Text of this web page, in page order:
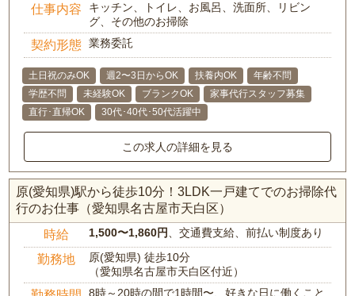
仕事内容
キッチン、トイレ、お風呂、洗面所、リビン
グ、その他のお掃除
契約形態 業務委託
土日祝のみOK 週2〜3日からOK 扶養内OK
年齢不問
学歴不問
未経験OK ブランクOK
家事代行スタッフ募集
直行･直帰OK
30代･40代･50代活躍中
この求人の詳細を見る
原(愛知県)駅から徒歩10分！3LDK一戸建てでのお掃除代
行のお仕事（愛知県名古屋市天白区）
時給 1,500〜1,860円、交通費支給、前払い制度あり
勤務地
原(愛知県) 徒歩10分
（愛知県名古屋市天白区付近）
8時～20時の間で1時間〜、好きな日に働くこと